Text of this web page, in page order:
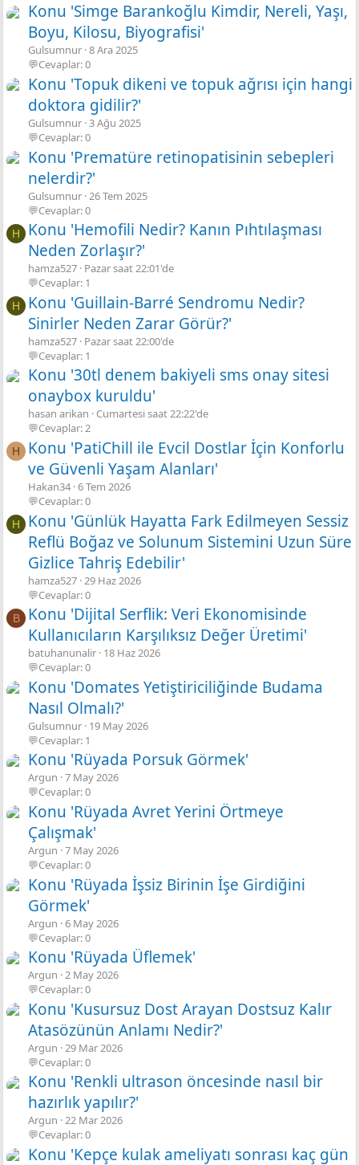
Konu 'Simge Barankoğlu Kimdir, Nereli, Yaşı,
Boyu, Kilosu, Biyografisi'
Gulsumnur 8 Ara 2025
💬Cevaplar: 0
Konu 'Topuk dikeni ve topuk ağrısı için hangi
doktora gidilir?'
Gulsumnur 3 Ağu 2025
💬Cevaplar: 0
Konu 'Prematüre retinopatisinin sebepleri
nelerdir?'
Gulsumnur 26 Tem 2025
💬Cevaplar: 0
H
Konu 'Hemofili Nedir? Kanın Pıhtılaşması
Neden Zorlaşır?'
hamza527 Pazar saat 22:01'de
💬Cevaplar: 1
H
Konu 'Guillain-Barré Sendromu Nedir?
Sinirler Neden Zarar Görür?'
hamza527 Pazar saat 22:00'de
💬Cevaplar: 1
Konu '30tl denem bakiyeli sms onay sitesi
onaybox kuruldu'
hasan arikan
Cumartesi saat 22:22'de
💬Cevaplar: 2
H
Konu 'PatiChill ile Evcil Dostlar İçin Konforlu
ve Güvenli Yaşam Alanları'
Hakan34 6 Tem 2026
💬Cevaplar: 0
H
Konu 'Günlük Hayatta Fark Edilmeyen Sessiz
Reflü Boğaz ve Solunum Sistemini Uzun Süre
Gizlice Tahriş Edebilir'
hamza527 29 Haz 2026
💬Cevaplar: 0
B
Konu 'Dijital Serflik: Veri Ekonomisinde
Kullanıcıların Karşılıksız Değer Üretimi'
batuhanunalir 18 Haz 2026
💬Cevaplar: 0
Konu 'Domates Yetiştiriciliğinde Budama
Nasıl Olmalı?'
Gulsumnur 19 May 2026
💬Cevaplar: 1
Konu 'Rüyada Porsuk Görmek'
Argun 7 May 2026
💬Cevaplar: 0
Konu 'Rüyada Avret Yerini Örtmeye
Çalışmak'
Argun 7 May 2026
💬Cevaplar: 0
Konu 'Rüyada İşsiz Birinin İşe Girdiğini
Görmek'
Argun 6 May 2026
💬Cevaplar: 0
Konu 'Rüyada Üflemek'
Argun 2 May 2026
💬Cevaplar: 0
Konu 'Kusursuz Dost Arayan Dostsuz Kalır
Atasözünün Anlamı Nedir?'
Argun 29 Mar 2026
💬Cevaplar: 0
Konu 'Renkli ultrason öncesinde nasıl bir
hazırlık yapılır?'
Argun 22 Mar 2026
💬Cevaplar: 0
Konu 'Kepçe kulak ameliyatı sonrası kaç gün